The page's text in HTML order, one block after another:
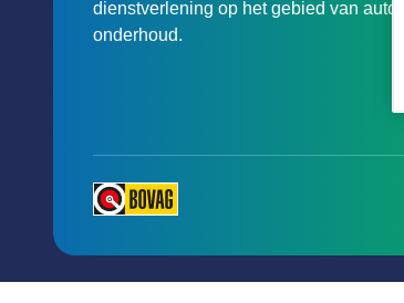
dienstverlening op het gebied van auto-
onderhoud.